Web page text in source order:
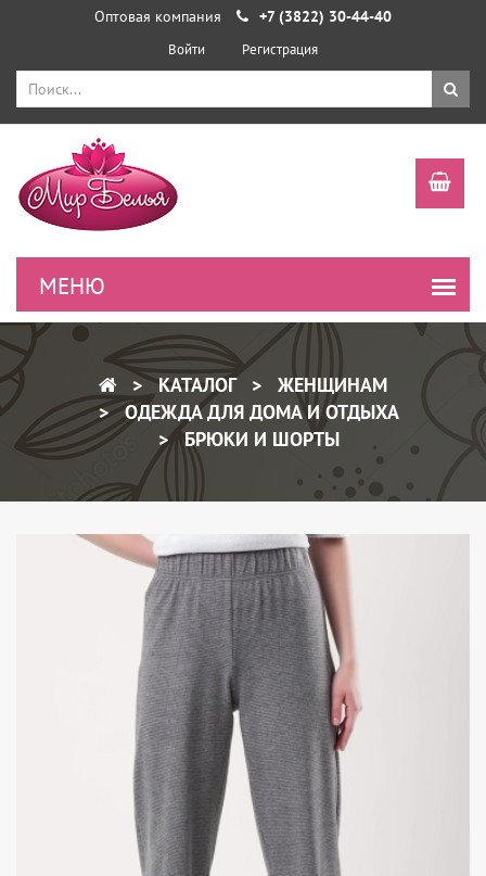
Оптовая компания +7 (3822) 30-44-40
Войти Регистрация
КАТАЛОГ
ЖЕНЩИНАМ
ОДЕЖДА ДЛЯ ДОМА И ОТДЫХА
БРЮКИ И ШОРТЫ